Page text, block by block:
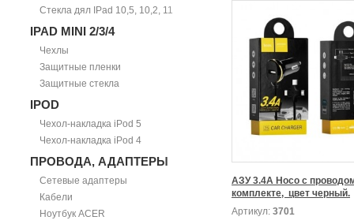
Стекла дял IPad 10,5, 10,2, 11
IPAD MINI 2/3/4
Чехлы
Защитные пленки
Защитные стекла
IPOD
Чехол-накладка iPod 5
Чехол-накладка iPod 4
ПРОВОДА, АДАПТЕРЫ
Сетевые адаптеры
Кабели
Ноутбук ACER
АЗУ 3.4А Hoco с
комплекте,  цвет черный.
Артикул: 3701